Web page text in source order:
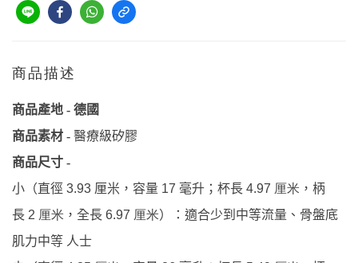
商品描述
商品產地 - 德國
商品素材 - 醫療級矽膠
商品尺寸 -
小（直徑 3.93 厘米，容量 17 毫升；杯長 4.97 厘米 ，柄
長 2 厘米 ，全長 6.97 厘米）：適合少到中等流量、骨盤底
肌力中等 人士